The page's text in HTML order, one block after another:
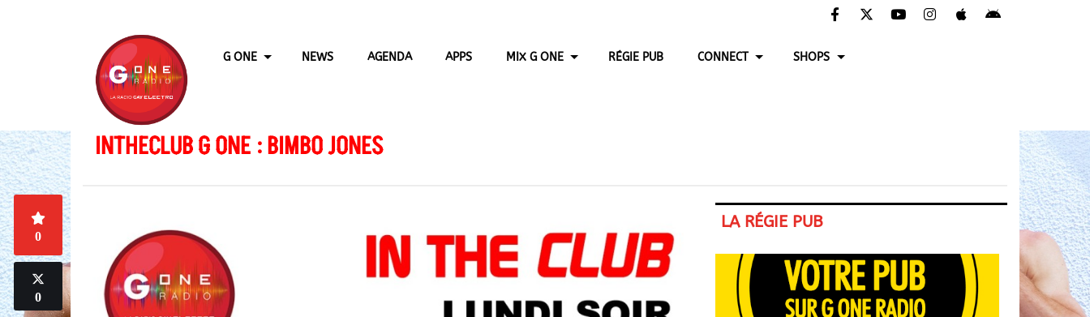
G ONE NEWS AGENDA APPS MIX G ONE RÉGIE PUB CONNECT SHOPS
INTHECLUB G ONE : BIMBO JONES
0
0
LA RÉGIE PUB